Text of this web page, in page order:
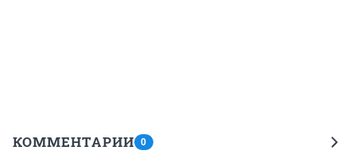
КОММЕНТАРИИ 0